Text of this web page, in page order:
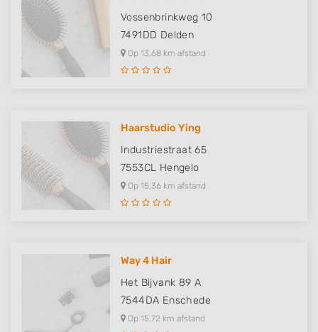
Vossenbrinkweg 10
7491DD Delden
Op 13,68 km afstand
Haarstudio Ying
Industriestraat 65
7553CL Hengelo
Op 15,36 km afstand
Way 4 Hair
Het Bijvank 89 A
7544DA Enschede
Op 15,72 km afstand